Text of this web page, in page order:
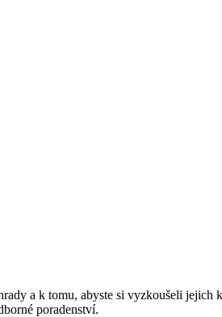
a k tomu, abyste si vyzkoušeli
poradenství.